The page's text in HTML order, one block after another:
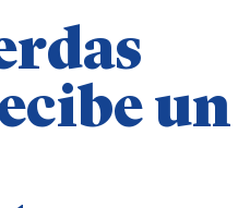
en Accountex
un